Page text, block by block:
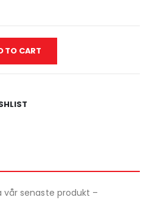
TO CART
senaste produkt –